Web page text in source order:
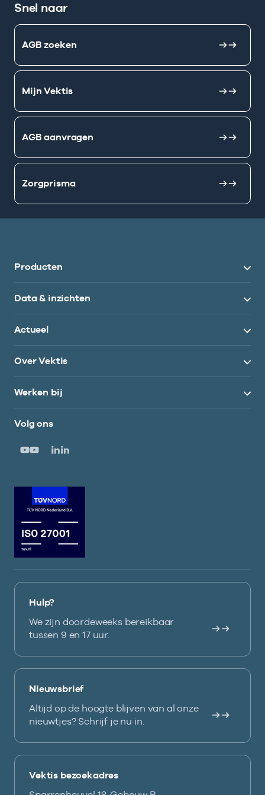
Snel naar
AGB zoeken
Mijn Vektis
AGB aanvragen
Zorgprisma
Producten
Data & inzichten
Actueel
Over Vektis
Werken bij
Volg ons
Hulp?
We zijn doordeweeks bereikbaar
tussen 9 en 17 uur.
Nieuwsbrief
Altijd op de hoogte blijven van al onze
nieuwtjes? Schrijf je nu in.
Vektis bezoekadres